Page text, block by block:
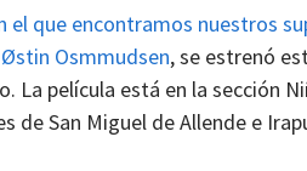
el que encontramos nuestros
Osmmudsen, se estrenó
La película está en la sección
de San Miguel de Allende e